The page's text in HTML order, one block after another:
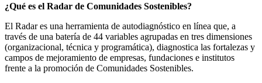
¿Qué es el Radar de Comunidades Sostenibles?
El Radar es una herramienta de autodiagnóstico en línea que, a
través de una batería de 44 variables agrupadas en tres dimensiones
(organizacional, técnica y programática), diagnostica las fortalezas y
campos de mejoramiento de empresas, fundaciones e institutos
frente a la promoción de Comunidades Sostenibles.